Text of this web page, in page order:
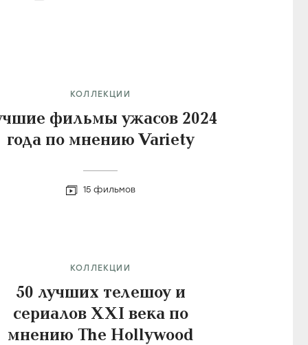
КОЛЛЕКЦИИ
фильмы ужасов 2024
года по мнению Variety
15 фильмов
КОЛЛЕКЦИИ
50 лучших телешоу и
сериалов XXI века по
мнению The Hollywood